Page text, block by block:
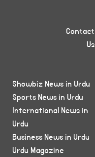
Contact
Us
Showbiz News in Urdu
Sports News in Urdu
International News in
Urdu
Business News in Urdu
Urdu Magazine